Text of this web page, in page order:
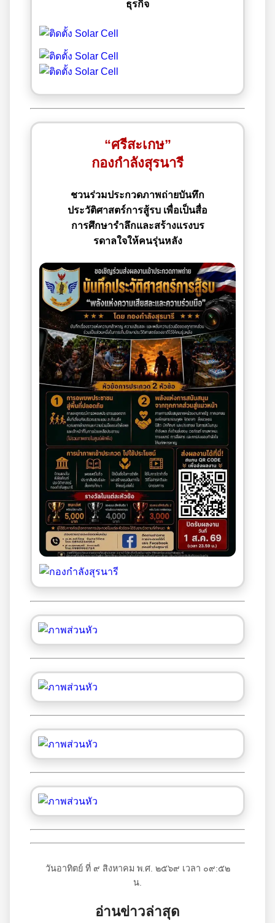
ธุรกิจ
“ศรีสะเกษ”
กองกำลังสุรนารี
ชวนร่วมประกวดภาพถ่ายบันทึก
ประวัติศาสตร์การสู้รบ เพื่อเป็นสื่อ
การศึกษารำลึกและสร้างแรงบร
รดาลใจให้คนรุ่นหลัง
วันอาทิตย์ ที่ ๙ สิงหาคม พ.ศ. ๒๕๖๙ เวลา ๐๙:๕๒
น.
อ่านข่าวล่าสุด